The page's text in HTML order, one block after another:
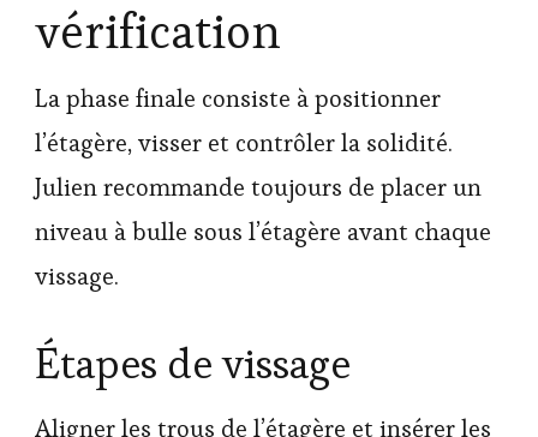
vérification
La phase finale consiste à positionner
l’étagère, visser et contrôler la solidité.
Julien recommande toujours de placer un
niveau à bulle sous l’étagère avant chaque
vissage.
Étapes de vissage
Aligner les trous de l’étagère et insérer les